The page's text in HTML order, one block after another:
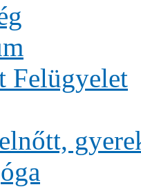
Felügyelet